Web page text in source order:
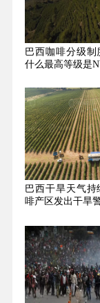
巴西咖啡分级制
什么最高等级是
巴西干旱天气持
啡产区发出干旱